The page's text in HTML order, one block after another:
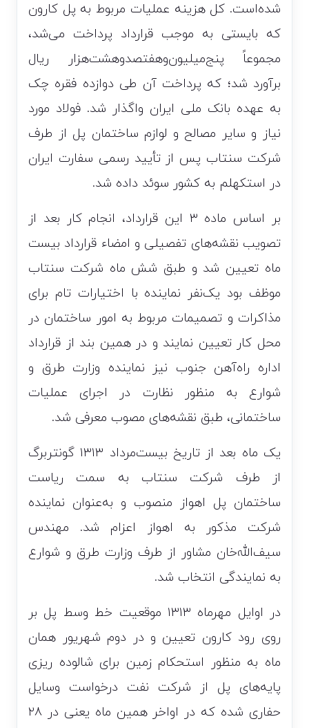
شده‌است. کل هزینه عملیات مربوط به پل کارون
که بایستی به موجب قرارداد پرداخت می‌شد،
مجموعاً پنج‌میلیون‌و‌هفتصدوهشت‌هزار ریال
برآورد شد؛ که پرداخت آن طی دوازده فقره چک
به عهده بانک ملی ایران واگذار شد. فولاد مورد
نیاز و سایر مصالح و لوازم ساختمان پل از طرف
شرکت سنتاب پس از تأیید رسمی سفارت ایران
در استکهلم به کشور سوئد داده شد.
بر اساس ماده ۳ این قرارداد، انجام کار بعد از
تصویب نقشه‌های تفصیلی و امضاء قرارداد بیست
ماه تعیین شد و طبق شش ماه شرکت سنتاب
موظف بود یک‌نفر نماینده با اختیارات تام برای
مذاکرات و تصمیمات مربوط به امور ساختمان در
محل کار تعیین نمایند و در همین بند از قرارداد
اداره راه‌آهن جنوب نیز نماینده وزارت طرق و
شوارع به منظور نظارت در اجرای عملیات
ساختمانی، طبق نقشه‌های مصوب معرفی شد.
یک ماه بعد از تاریخ بیست‌مرداد ۱۳۱۳ گونتربرگ
از طرف شرکت سنتاب به سمت ریاست
ساختمان پل اهواز منصوب و به‌عنوان نماینده
شرکت مذکور به اهواز اعزام شد. مهندس
سیف‌الله‌خان مشاور از طرف وزارت طرق و شوارع
به نمایندگی انتخاب شد.
در اوایل مهرماه ۱۳۱۳ موقعیت خط وسط پل بر
روی رود کارون تعیین و در دوم شهریور همان
ماه به منظور استحکام زمین برای شالوده ریزی
پایه‌های پل از شرکت نفت درخواست وسایل
حفاری شده که در اواخر همین ماه یعنی در ۲۸